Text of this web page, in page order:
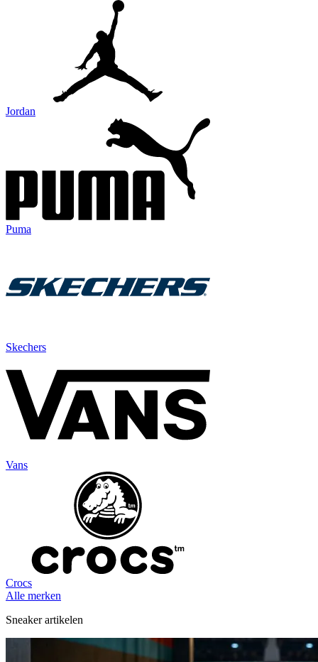
Jordan
Puma
Skechers
Vans
Crocs
Alle merken
Sneaker artikelen